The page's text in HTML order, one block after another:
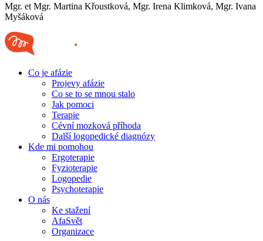
Mgr. et Mgr. Martina Křoustková, Mgr. Irena Klimková, Mgr. Ivana
Myšáková
Co je afázie
Projevy afázie
Co se to se mnou stalo
Jak pomoci
Terapie
Cévní mozková příhoda
Další logopedické diagnózy
Kde mi pomohou
Ergoterapie
Fyzioterapie
Logopedie
Psychoterapie
O nás
Ke stažení
AfaSvět
Organizace